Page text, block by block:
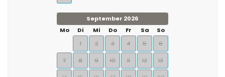
September 2026
Mo
Di Mi Do Fr Sa
So
1
2 3 4 5 6
7 8 9 10 11 12 13